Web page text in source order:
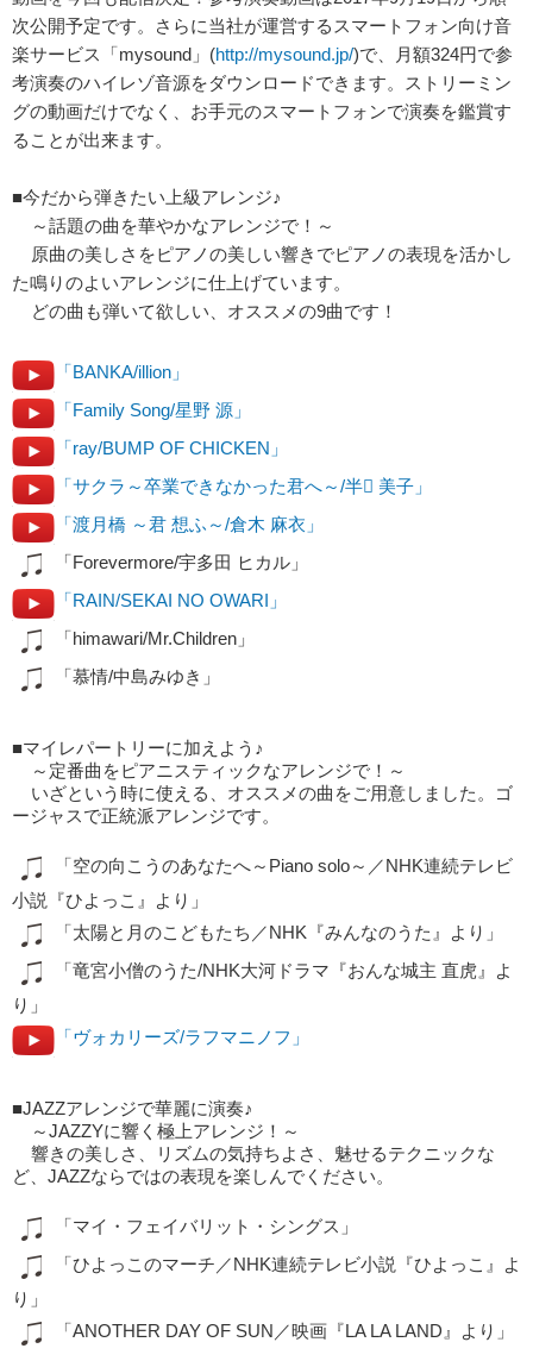
次公開予定です。さらに当社が運営するスマートフォン向け音
楽サービス「mysound」(http://mysound.jp/)で、月額324円で参
考演奏のハイレゾ音源をダウンロードできます。ストリーミン
グの動画だけでなく、お手元のスマートフォンで演奏を鑑賞す
ることが出来ます。
■今だから弾きたい上級アレンジ♪
～話題の曲を華やかなアレンジで！～
原曲の美しさをピアノの美しい響きでピアノの表現を活かし
た鳴りのよいアレンジに仕上げています。
どの曲も弾いて欲しい、オススメの9曲です！
「BANKA/illion」
「Family Song/星野 源」
「ray/BUMP OF CHICKEN」
「サクラ～卒業できなかった君へ～/半 美子」
「渡月橋 ～君 想ふ～/倉木 麻衣」
「Forevermore/宇多田 ヒカル」
「RAIN/SEKAI NO OWARI」
「himawari/Mr.Children」
「慕情/中島みゆき」
■マイレパートリーに加えよう♪
～定番曲をピアニスティックなアレンジで！～
いざという時に使える、オススメの曲をご用意しました。ゴ
ージャスで正統派アレンジです。
「空の向こうのあなたへ～Piano solo～／NHK連続テレビ
小説『ひよっこ』より」
「太陽と月のこどもたち／NHK『みんなのうた』より」
「竜宮小僧のうた/NHK大河ドラマ『おんな城主 直虎』よ
り」
「ヴォカリーズ/ラフマニノフ」
■JAZZアレンジで華麗に演奏♪
～JAZZYに響く極上アレンジ！～
響きの美しさ、リズムの気持ちよさ、魅せるテクニックな
ど、JAZZならではの表現を楽しんでください。
「マイ・フェイバリット・シングス」
「ひよっこのマーチ／NHK連続テレビ小説『ひよっこ』よ
り」
「ANOTHER DAY OF SUN／映画『LA LA LAND』より」